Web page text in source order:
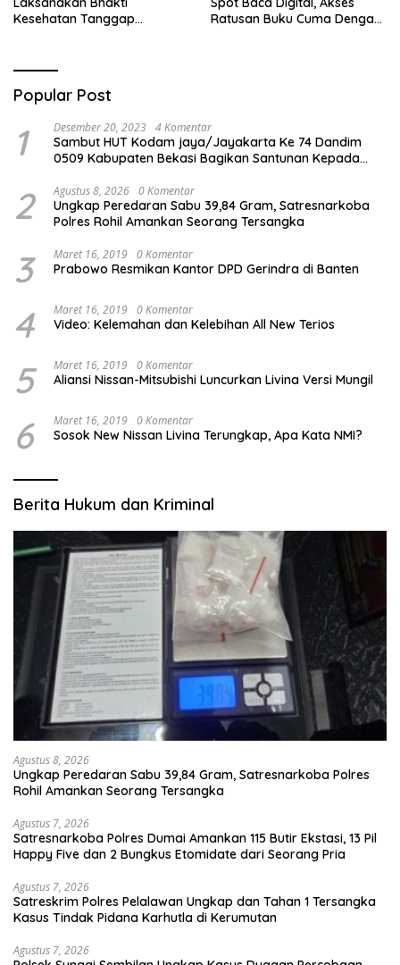
Kesehatan Tanggap
Ratusan Buku Cuma Dengan
Popular Post
1 Desember 20, 2023 4 Komentar
Sambut HUT Kodam jaya/Jayakarta Ke 74 Dandim
0509 Kabupaten Bekasi Bagikan Santunan Kepada
2 Agustus 8, 2026 0 Komentar
Ungkap Peredaran Sabu 39,84 Gram, Satresnarkoba
Polres Rohil Amankan Seorang Tersangka
3 Maret 16, 2019 0 Komentar
Prabowo Resmikan Kantor DPD Gerindra di Banten
4 Maret 16, 2019 0 Komentar
Video: Kelemahan dan Kelebihan All New Terios
5 Maret 16, 2019 0 Komentar
Aliansi Nissan-Mitsubishi Luncurkan Livina Versi Mungil
6 Maret 16, 2019 0 Komentar
Sosok New Nissan Livina Terungkap, Apa Kata NMI?
Berita Hukum dan Kriminal
Agustus 8, 2026
Ungkap Peredaran Sabu 39,84 Gram, Satresnarkoba Polres
Rohil Amankan Seorang Tersangka
Agustus 7, 2026
Satresnarkoba Polres Dumai Amankan 115 Butir Ekstasi, 13 Pil
Happy Five dan 2 Bungkus Etomidate dari Seorang Pria
Agustus 7, 2026
Satreskrim Polres Pelalawan Ungkap dan Tahan 1 Tersangka
Kasus Tindak Pidana Karhutla di Kerumutan
Agustus 7, 2026